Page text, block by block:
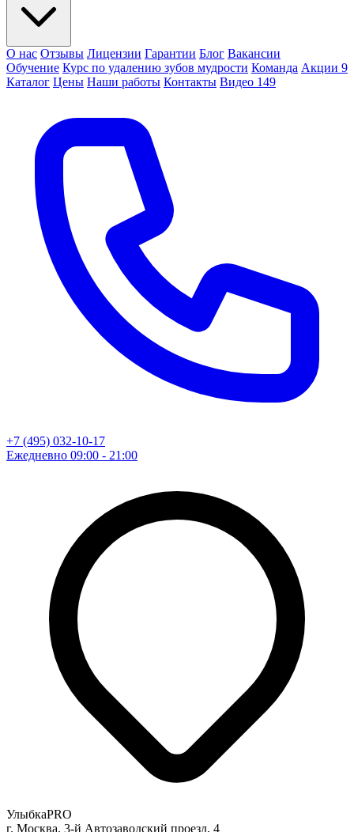
О нас Отзывы Лицензии Гарантии Блог Вакансии
Обучение Курс по удалению зубов мудрости Команда Акции 9
Каталог Цены Наши работы Контакты Видео 149
+7 (495) 032-10-17
Ежедневно 09:00 - 21:00
УлыбкаPRO
г. Москва, 3-й Автозаводский проезд, 4